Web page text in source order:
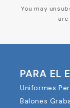
You may
PARA EL
Uniformes
Balones